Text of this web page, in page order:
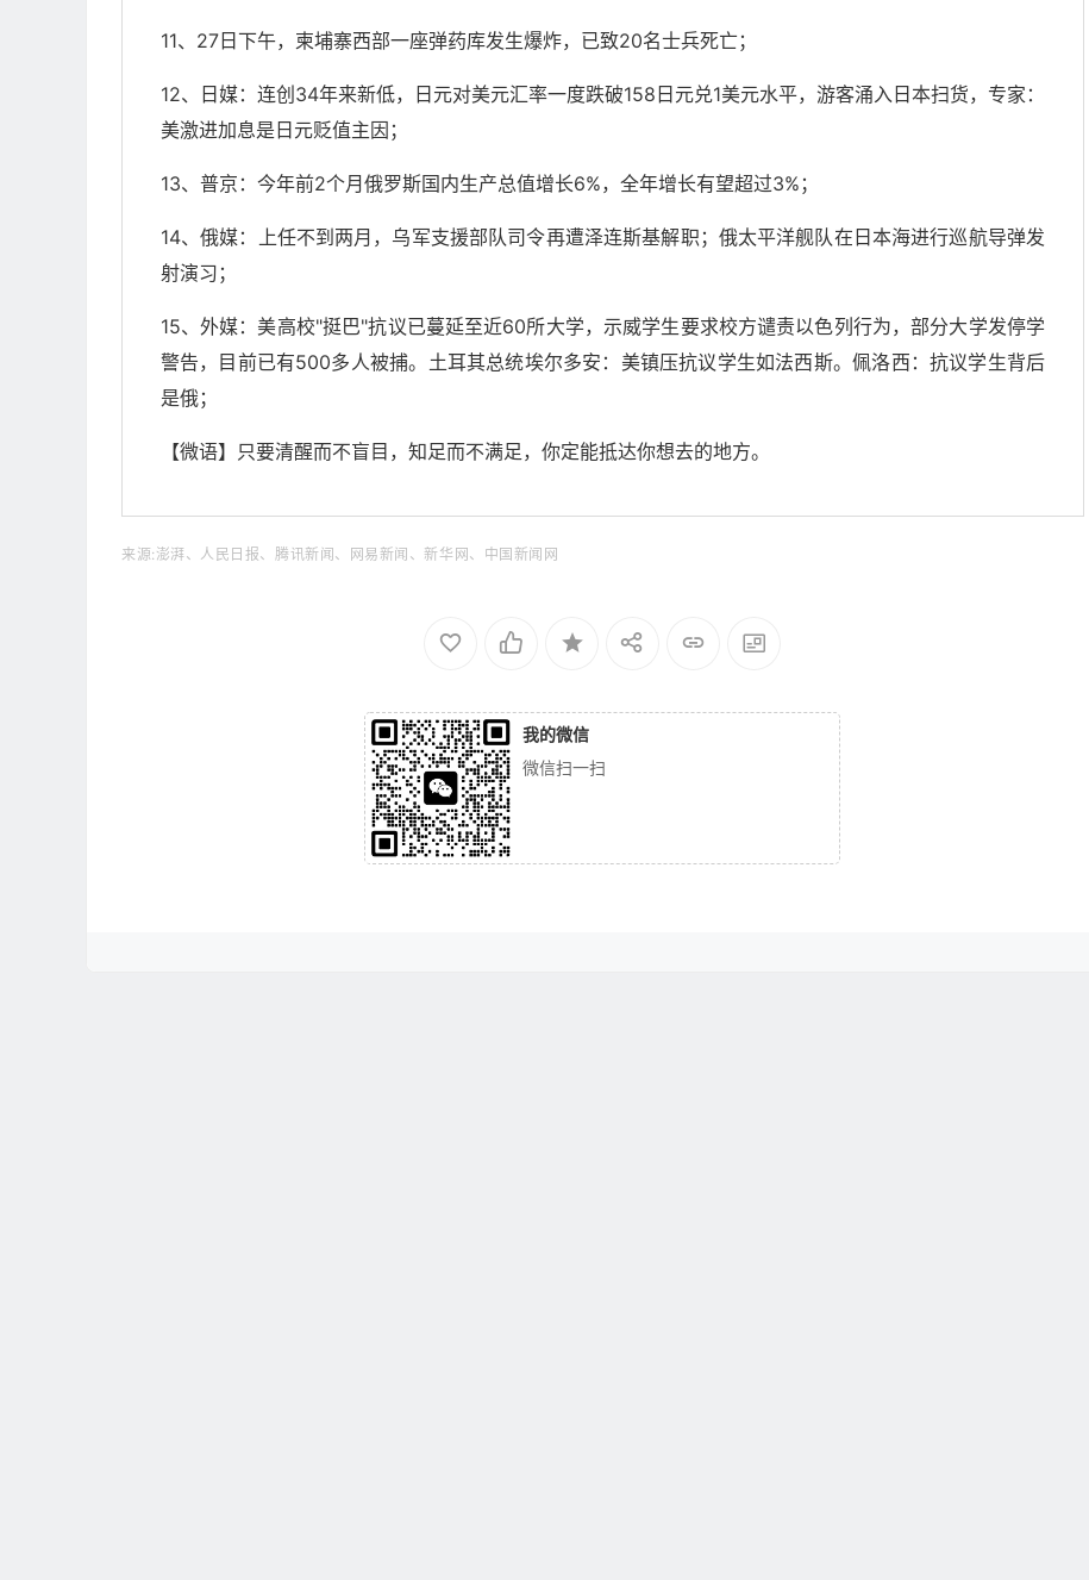
11、27日下午，柬埔寨西部一座弹药库发生爆炸，已致20名士兵死亡；
12、日媒：连创34年来新低，日元对美元汇率一度跌破158日元兑1美元水平，游客涌入日本扫货，专家：
美激进加息是日元贬值主因；
13、普京：今年前2个月俄罗斯国内生产总值增长6%，全年增长有望超过3%；
14、俄媒：上任不到两月，乌军支援部队司令再遭泽连斯基解职；俄太平洋舰队在日本海进行巡航导弹发
射演习；
15、外媒：美高校"挺巴"抗议已蔓延至近60所大学，示威学生要求校方谴责以色列行为，部分大学发停学
警告，目前已有500多人被捕。土耳其总统埃尔多安：美镇压抗议学生如法西斯。佩洛西：抗议学生背后
是俄；
【微语】只要清醒而不盲目，知足而不满足，你定能抵达你想去的地方。
来源:澎湃、人民日报、腾讯新闻、网易新闻、新华网、中国新闻网
我的微信
微信扫一扫